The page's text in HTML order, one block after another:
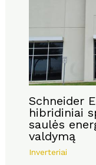
Schneider
hibridiniai
saulės
valdymą
Inverteriai